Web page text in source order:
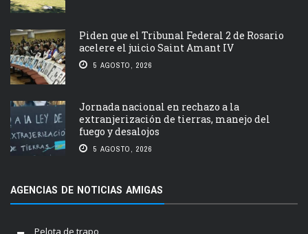
Piden que el Tribunal Federal 2 de Rosario
acelere el juicio Saint Amant IV
5 AGOSTO, 2026
Jornada nacional en rechazo a la
extranjerización de tierras, manejo del
fuego y desalojos
5 AGOSTO, 2026
AGENCIAS DE NOTICIAS AMIGAS
Pelota de trapo